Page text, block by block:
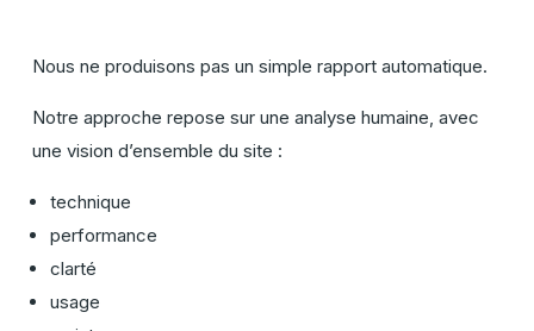
Nous ne produisons pas un simple rapport automatique.
Notre approche repose sur une analyse humaine, avec
une vision d’ensemble du site :
technique
performance
clarté
usage